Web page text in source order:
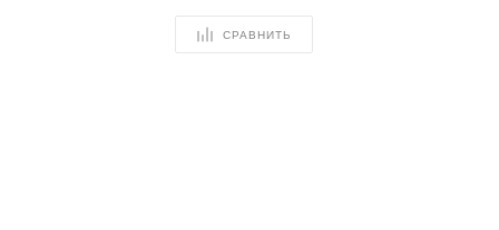
СРАВНИТЬ